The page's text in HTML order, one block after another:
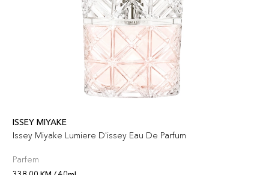
ISSEY MIYAKE
Issey Miyake Lumiere D'issey Eau De Parfum
Parfem